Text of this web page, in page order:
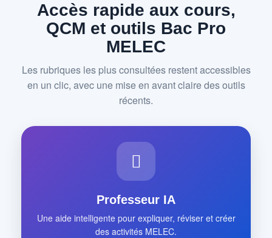
Accès rapide aux cours,
QCM et outils Bac Pro
MELEC
Les rubriques les plus consultées restent accessibles
en un clic, avec une mise en avant claire des outils
récents.
Professeur IA
Une aide intelligente pour expliquer, réviser et créer
des activités MELEC.